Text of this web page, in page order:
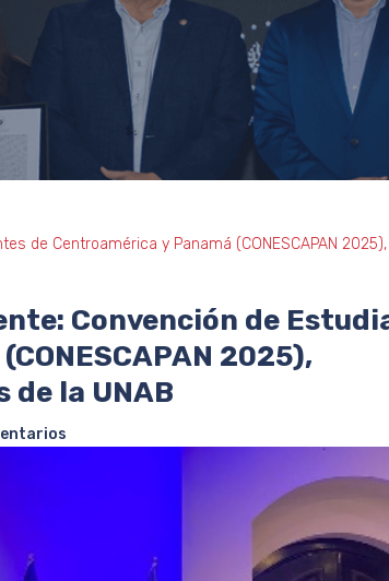
de Centroamérica y Panamá (CONESCAPAN
Convención de
2025),
la UNAB